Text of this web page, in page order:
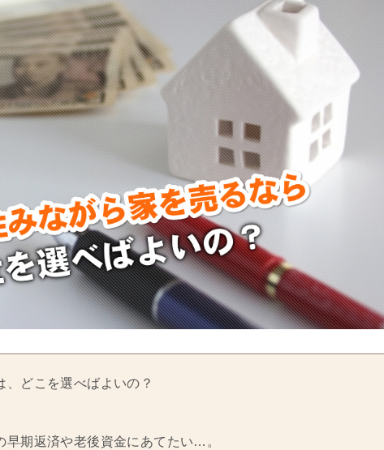
どこを選べばよいの？
期返済や老後資金にあてたい…。